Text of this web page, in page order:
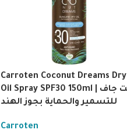
Carroten Coconut Dreams Dry
Oil Spray SPF30 150ml | زيت جاف
للتسمير والحماية بجوز الهند
Carroten